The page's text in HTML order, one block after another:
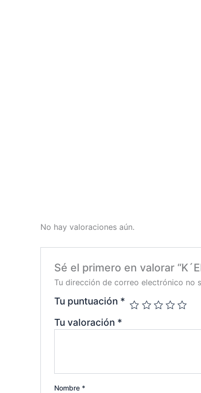
No hay valoraciones aún.
Sé el primero en valorar
Tu dirección de correo electrónico no
Tu puntuación *
Tu valoración *
Nombre *